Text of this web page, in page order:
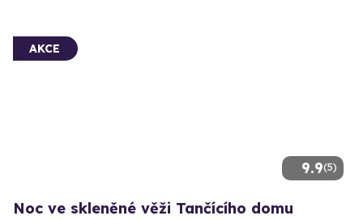
9.9(5)
AKCE
Noc ve skleněné věži Tančícího domu